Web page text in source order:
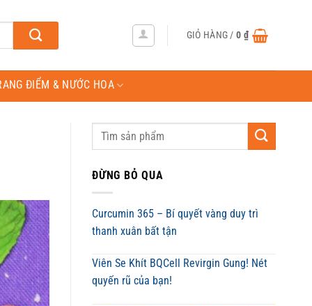
GIỎ HÀNG /0 ₫
ĐIỂM & NƯỚC HOA
ĐỪNG BỎ QUA
Curcumin 365 – Bí quyết vàng duy trì
thanh xuân bất tận
Viên Se Khít BQCell Revirgin Gung! Nét
quyến rũ của bạn!